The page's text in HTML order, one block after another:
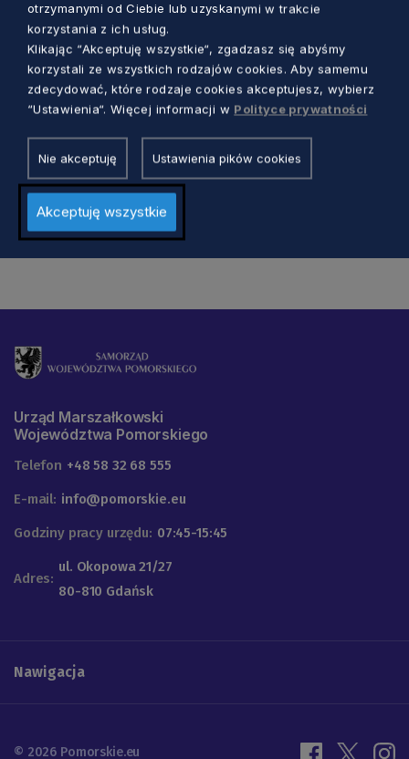
ZDROWIE
Przemysłowy ZOZ częścią Copernicusa.
Będzie lepiej dla pacjentów i personelu
Dorota Kulka
Urząd Marszałkowski
Województwa Pomorskiego
Telefon +48 58 32 68 555
E-mail: info@pomorskie.eu
Godziny pracy urzędu: 07:45-15:45
Adres:
ul. Okopowa 21/27
80-810 Gdańsk
Nawigacja
© 2026 Pomorskie.eu
otrzymanymi od Ciebie lub uzyskanymi w trakcie
korzystania z ich usług.
Klikając “Akceptuję wszystkie“, zgadzasz się abyśmy
korzystali ze wszystkich rodzajów cookies. Aby samemu
zdecydować, które rodzaje cookies akceptujesz, wybierz
“Ustawienia“. Więcej informacji w Polityce prywatności
Nie akceptuję Ustawienia pików cookies
Akceptuję wszystkie